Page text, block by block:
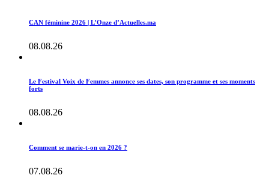
CAN féminine 2026 | L’Onze d’Actuelles.ma
08.08.26
Le Festival Voix de Femmes annonce ses dates, son programme et ses moments
forts
08.08.26
Comment se marie-t-on en 2026 ?
07.08.26